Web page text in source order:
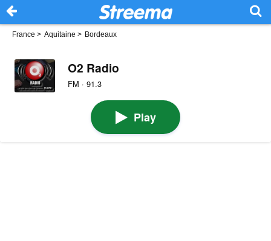
France > Aquitaine > Bordeaux
O2 Radio
FM · 91.3
Play